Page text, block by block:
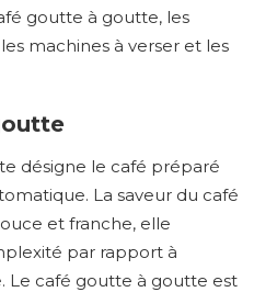
goutte à goutte, les
machines à verser et les
désigne le café préparé
La saveur du café
et franche, elle
par rapport à
Le café goutte à goutte est